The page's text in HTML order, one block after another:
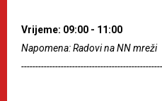
Vrijeme: 09:00 - 11:00
Napomena: Radovi na NN mreži